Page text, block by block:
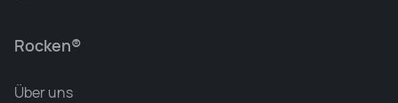
Rocken®
Über uns